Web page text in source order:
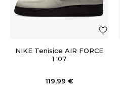
NIKE Tenisice AIR FORCE
1 '07
119,99 €